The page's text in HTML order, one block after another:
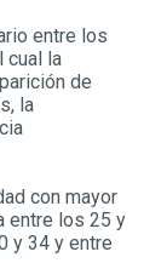
entre los
cual la
de
la
con mayor
entre los 25 y
y 34 y entre